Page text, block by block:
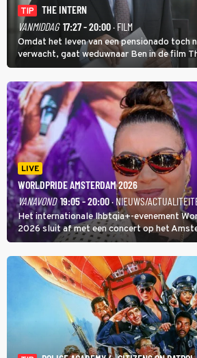
TIP
THE INTERN
VANMIDDAG 17:27 - 20:00· FILM
Omdat het leven van een pensionado toch
verwacht, gaat weduwnaar Ben in de film
bij de hippe webwinkel van Jules, wat een
LIVE
WORLDPRIDE AMSTERDAM 2026
VANAVOND 19:05 - 20:00· NIEUWS/
Het internationale lhbtqia+-evenement
2026 sluit af met een concert op het
Anita Doth is een van de optredende
veroverde ze de wereld als zangeres van